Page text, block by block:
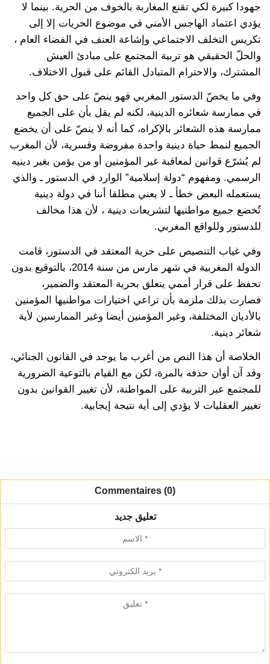
جهودا كبيرة لكي تقنع المغاربة بالخوف من الحرية. بينما لا
يؤدي اعتماد الهاجس الأمني في موضوع الحريات إلا إلى
تكريس التخلف الاجتماعي وإشاعة العنف في الفضاء العام ،
والحلّ الحقيقي هو تربية المجتمع على مبادئ العيش
المشترك، والاحترام المتبادل القائم على قبول الاختلاف.
وفي ما يخصّ الدستور المغربي فهو ينصّ على حق كل واحد
في ممارسة شعائره الدينية، لكنه لم يقل بأن على الجميع
ممارسة هذه الشعائر بالإكراه، كما أنه لا ينصّ على أن يخضع
الجميع لنمط حياة دينية واحدة مفروضة وقسرية، لأن المغرب
لم يُشرّع قوانين لمعاقبة غير المؤمنين أو من يؤمن بغير دينيه
الرسمي. ومفهوم “دولة إسلامية” الوارد في الدستور ـ والذي
يستعمله البعض خطأ ـ لا يعني مطلقا أننا في دولة دينية
تُخضع جميع مواطنيها لتشريعات دينية ، لأن هذا مخالف
للدستور وللواقع المغربي.
وفي غياب التنصيص على حرية المعتقد في الدستور، قامت
الدولة المغربية في شهر مارس من سنة 2014، بالتوقيع بدون
تحفظ على قرار أممي يتعلق بحرية المعتقد والضمير،
فصارت بذلك ملزمة بأن تراعي اختيارات مواطنيها المؤمنين
بالأديان المختلفة، وغير المؤمنين أيضا وغير الممارسين لأية
شعائر دينية.
الخلاصة أن هذا النص من أغرب ما يوجد في القانون الجنائي،
وقد آن أوان حذفه بالمرة، لكن مع القيام بالتوعية الضرورية
للمجتمع عبر التربية على المواطنة، لأن تغيير القوانين بدون
تغيير العقليات لا يؤدي إلى أية نتيجة إيجابية.
Commentaires (0)
تعليق جديد